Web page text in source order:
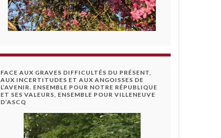
FACE AUX GRAVES DIFFICULTÉS DU PRÉSENT,
AUX INCERTITUDES ET AUX ANGOISSES DE
L’AVENIR. ENSEMBLE POUR NOTRE RÉPUBLIQUE
ET SES VALEURS, ENSEMBLE POUR VILLENEUVE
D’ASCQ